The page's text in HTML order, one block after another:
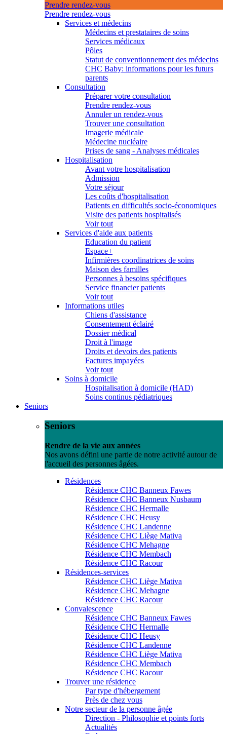
Prendre rendez-vous
Prendre rendez-vous
Services et médecins
Médecins et prestataires de soins
Services médicaux
Pôles
Statut de conventionnement des médecins
CHC Baby: informations pour les futurs
parents
Consultation
Préparer votre consultation
Prendre rendez-vous
Annuler un rendez-vous
Trouver une consultation
Imagerie médicale
Médecine nucléaire
Prises de sang - Analyses médicales
Hospitalisation
Avant votre hospitalisation
Admission
Votre séjour
Les coûts d'hospitalisation
Patients en difficultés socio-économiques
Visite des patients hospitalisés
Voir tout
Services d'aide aux patients
Education du patient
Espace+
Infirmières coordinatrices de soins
Maison des familles
Personnes à besoins spécifiques
Service financier patients
Voir tout
Informations utiles
Chiens d'assistance
Consentement éclairé
Dossier médical
Droit à l'image
Droits et devoirs des patients
Factures impayées
Voir tout
Soins à domicile
Hospitalisation à domicile (HAD)
Soins continus pédiatriques
Seniors
Seniors
Rendre de la vie aux années
Nos avons défini une partie de notre activité autour de
l'accueil des personnes âgées.
Résidences
Résidence CHC Banneux Fawes
Résidence CHC Banneux Nusbaum
Résidence CHC Hermalle
Résidence CHC Heusy
Résidence CHC Landenne
Résidence CHC Liège Mativa
Résidence CHC Mehagne
Résidence CHC Membach
Résidence CHC Racour
Résidences-services
Résidence CHC Liège Mativa
Résidence CHC Mehagne
Résidence CHC Racour
Convalescence
Résidence CHC Banneux Fawes
Résidence CHC Hermalle
Résidence CHC Heusy
Résidence CHC Landenne
Résidence CHC Liège Mativa
Résidence CHC Membach
Résidence CHC Racour
Trouver une résidence
Par type d'hébergement
Près de chez vous
Notre secteur de la personne âgée
Direction - Philosophie et points forts
Actualités